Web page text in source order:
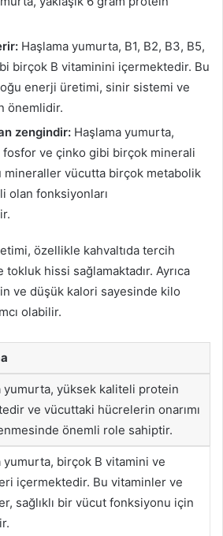
Haşlama yumurta, B1, B2, B3, B5,
birçok B vitaminini içermektedir. Bu
enerji üretimi, sinir sistemi ve
önemlidir.
zengindir: Haşlama yumurta,
fosfor ve çinko gibi birçok minerali
mineraller vücutta birçok metabolik
olan fonksiyonları
özellikle kahvaltıda tercih
hissi sağlamaktadır. Ayrıca
ve düşük kalori sayesinde kilo
olabilir.
yumurta, yüksek kaliteli protein
ve vücuttaki hücrelerin onarımı
önemli role sahiptir.
yumurta, birçok B vitamini ve
içermektedir. Bu vitaminler ve
sağlıklı bir vücut fonksiyonu için